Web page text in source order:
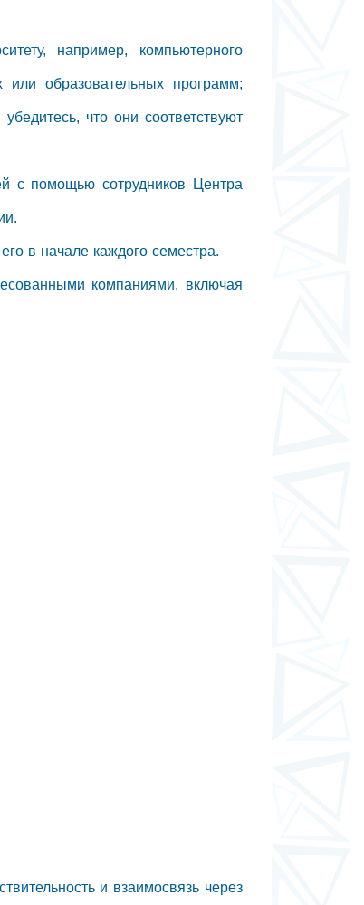
например, компьютерного
образовательных программ;
что они соответствуют
с помощью сотрудников Центра
в начале каждого семестра.
компаниями, включая
и взаимосвязь через